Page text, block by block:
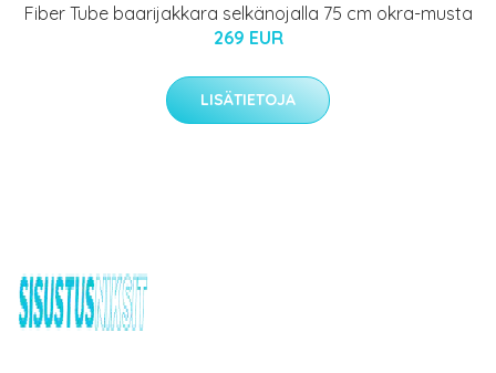
Fiber Tube baarijakkara selkänojalla 75 cm okra-musta
269 EUR
LISÄTIETOJA